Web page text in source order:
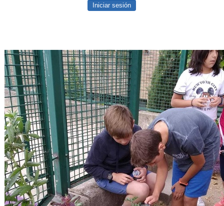
Iniciar sesión